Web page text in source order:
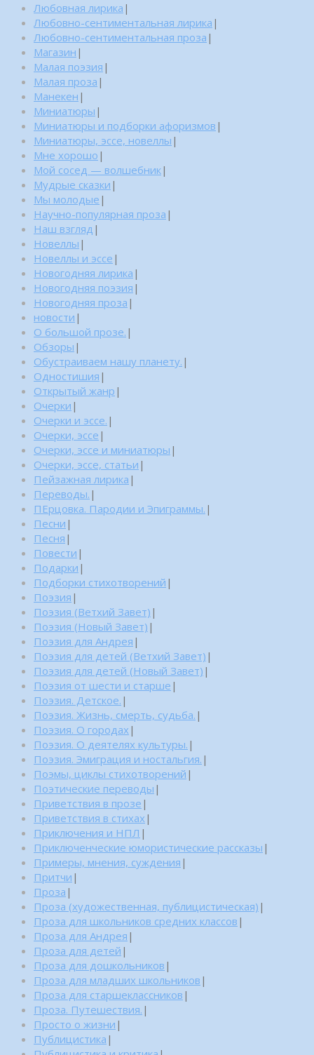
Любовная лирика |
Любовно-сентиментальная лирика |
Любовно-сентиментальная проза |
Магазин |
Малая поэзия |
Малая проза |
Манекен |
Миниатюры |
Миниатюры и подборки афоризмов |
Миниатюры, эссе, новеллы |
Мне хорошо |
Мой сосед — волшебник|
Мудрые сказки |
Мы молодые |
Научно-популярная проза |
Наш взгляд |
Новеллы |
Новеллы и эссе |
Новогодняя лирика |
Новогодняя поэзия |
Новогодняя проза |
новости |
О большой прозе. |
Обзоры |
Обустраиваем нашу планету. |
Одностишия |
Открытый жанр |
Очерки |
Очерки и эссе. |
Очерки, эссе |
Очерки, эссе и миниатюры |
Очерки, эссе, статьи |
Пейзажная лирика |
Переводы. |
ПЕрцовка. Пародии и Эпиграммы. |
Песни |
Песня |
Повести |
Подарки |
Подборки стихотворений |
Поэзия |
Поэзия (Ветхий Завет) |
Поэзия (Новый Завет) |
Поэзия для Андрея |
Поэзия для детей (Ветхий Завет) |
Поэзия для детей (Новый Завет) |
Поэзия от шести и старше |
Поэзия. Детское. |
Поэзия. Жизнь, смерть, судьба. |
Поэзия. О городах |
Поэзия. О деятелях культуры. |
Поэзия. Эмиграция и ностальгия. |
Поэмы, циклы стихотворений |
Поэтические переводы |
Приветствия в прозе |
Приветствия в стихах |
Приключения и НПЛ |
Приключенческие юмористические рассказы |
Примеры, мнения, суждения |
Притчи |
Проза |
Проза (художественная, публицистическая) |
Проза для школьников средних классов |
Проза для Андрея |
Проза для детей |
Проза для дошкольников |
Проза для младших школьников |
Проза для старшеклассников |
Проза. Путешествия. |
Просто о жизни |
Публицистика |